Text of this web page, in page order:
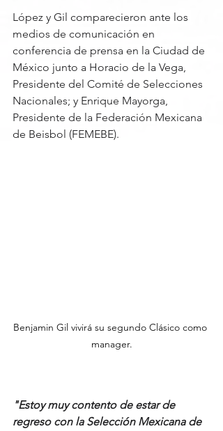
López y Gil comparecieron ante los
medios de comunicación en
conferencia de prensa en la Ciudad de
México junto a Horacio de la Vega,
Presidente del Comité de Selecciones
Nacionales; y Enrique Mayorga,
Presidente de la Federación Mexicana
de Beisbol (FEMEBE).
Benjamin Gil vivirá su segundo Clásico como
manager.
"Estoy muy contento de estar de
regreso con la Selección Mexicana de